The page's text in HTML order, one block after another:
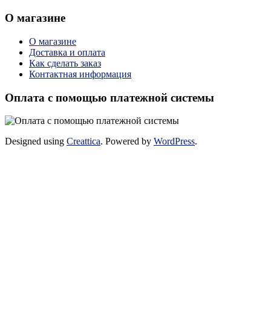
О магазине
О магазине
Доставка и оплата
Как сделать заказ
Контактная информация
Оплата с помощью платежной системы
Designed using Creattica. Powered by WordPress.